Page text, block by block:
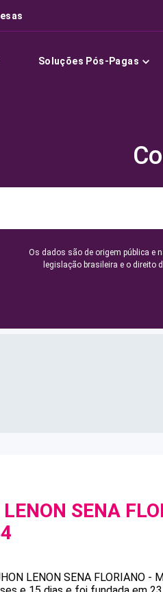
Soluções Pós-Pagas
Os dados são de origem pública e
legislação brasileira e o direito
SENA
LENON SENA FLORIANO -